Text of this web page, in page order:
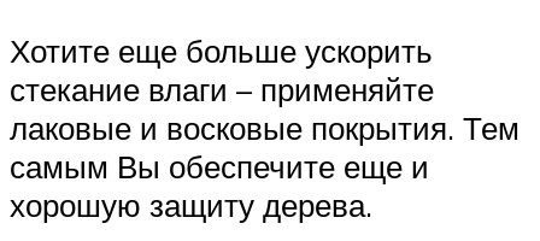
Хотите еще больше ускорить
стекание влаги – применяйте
лаковые и восковые покрытия. Тем
самым Вы обеспечите еще и
хорошую защиту дерева.